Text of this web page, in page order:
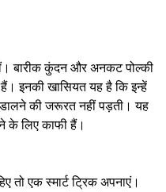
बारीक कुंदन और अनकट पोल्की
इनकी खासियत यह है कि इन्हें
की जरूरत नहीं पड़ती। यह
के लिए काफी हैं।
तो एक स्मार्ट ट्रिक अपनाएं।